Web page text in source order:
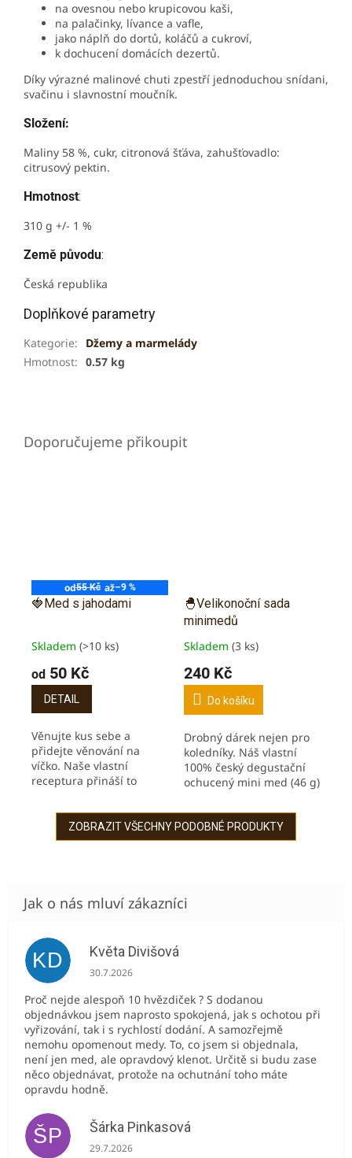
na ovesnou nebo krupicovou kaši,
na palačinky, lívance a vafle,
jako náplň do dortů, koláčů a cukroví,
k dochucení domácích dezertů.
Díky výrazné malinové chuti zpestří jednoduchou snídani,
svačinu i slavnostní moučník.
Složení:
Maliny 58 %, cukr, citronová šťáva, zahušťovadlo:
citrusový pektin.
Hmotnost:
310 g +/- 1 %
Země původu:
Česká republika
Doplňkové parametry
Kategorie:
Džemy a marmelády
Hmotnost: 0.57 kg
od55 Kč až–9 %
🍓Med s jahodami
Průměrné
hodnocení
produktu
5,0
5
hvězdiček.
Skladem (>10 ks)
od 50 Kč
DETAIL
Věnujte kus sebe a
přidejte věnování na
víčko. Naše vlastní
receptura přináší to
Skutečně opojná vůně a
originální kombinace
chutí. Vhodný k
🐣Velikonoční sada
minimedů
Průměrné
hodnocení
produktu
5,0
5
hvězdiček.
Skladem (3 ks)
240 Kč
Do košíku
Drobný dárek nejen pro
koledníky. Náš vlastní
100% český degustační
ochucený mini med (46 g)
černý rybíz, perníkové
koření. Jasně barevné...
ZOBRAZIT VŠECHNY PODOBNÉ PRODUKTY
KD Květa Divišová
Hodnocení obchodu je 5 z 5 hvězdiček.
30.7.2026
Proč nejde alespoň 10 hvězdiček ? S dodanou
objednávkou jsem naprosto spokojená, jak s ochotou při
vyřizování, tak i s rychlostí dodání. A samozřejmě
nemohu opomenout medy. To, co jsem si objednala,
není jen med, ale opravdový klenot. Určitě si budu zase
něco objednávat, protože na ochutnání toho máte
opravdu hodně.
ŠP Šárka Pinkasová
Hodnocení obchodu je 5 z 5 hvězdiček.
29.7.2026